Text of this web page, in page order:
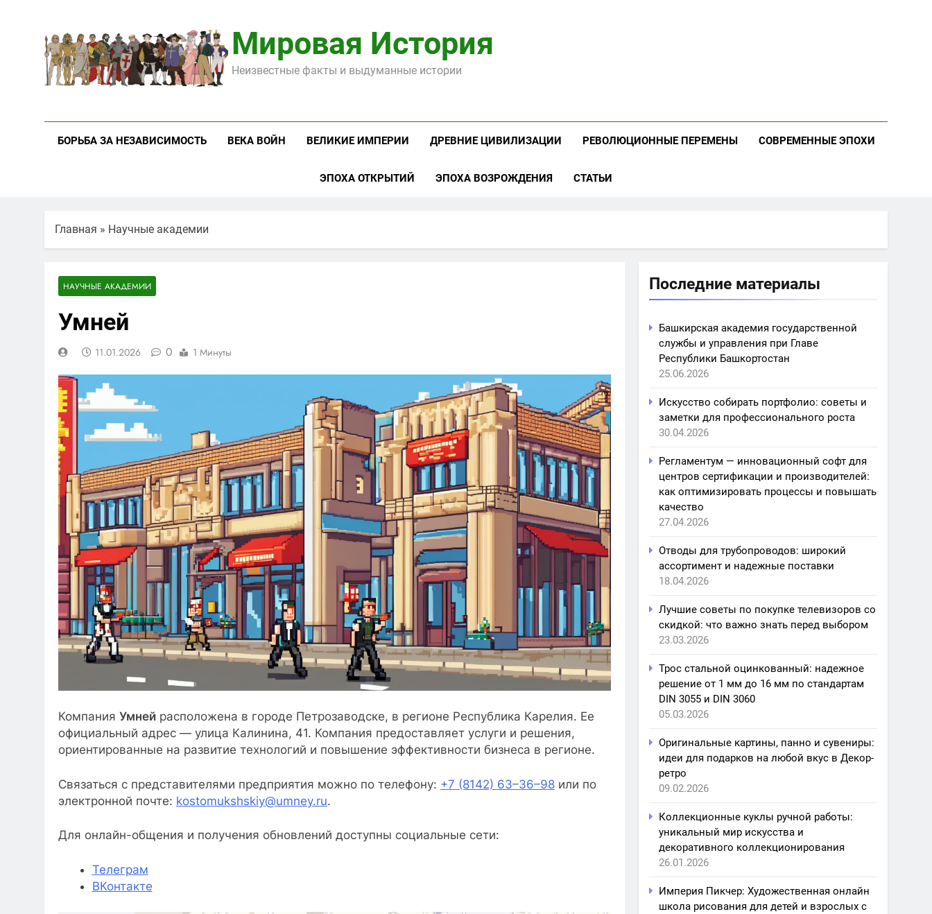
содержимому
Мировая История
Неизвестные факты и выдуманные истории
БОРЬБА ЗА НЕЗАВИСИМОСТЬ ВЕКА ВОЙН ВЕЛИКИЕ ИМПЕРИИ ДРЕВНИЕ ЦИВИЛИЗАЦИИ РЕВОЛЮЦИОННЫЕ ПЕРЕМЕНЫ СОВРЕМЕННЫЕ ЭПОХИ
ЭПОХА ОТКРЫТИЙ ЭПОХА ВОЗРОЖДЕНИЯ СТАТЬИ
Главная » Научные академии
НАУЧНЫЕ АКАДЕМИИ
Умней
11.01.2026 0 1 Минуты
Компания Умней расположена в городе Петрозаводске, в регионе Республика Карелия. Ее
официальный адрес — улица Калинина, 41. Компания предоставляет услуги и решения,
ориентированные на развитие технологий и повышение эффективности бизнеса в регионе.
Связаться с представителями предприятия можно по телефону: +7 (8142) 63–36–98 или по
электронной почте: kostomukshskiy@umney.ru.
Для онлайн-общения и получения обновлений доступны социальные сети:
Телеграм
ВКонтакте
Последние материалы
Башкирская академия государственной
службы и управления при Главе
Республики Башкортостан
25.06.2026
Искусство собирать портфолио: советы и
заметки для профессионального роста
30.04.2026
Регламентум — инновационный софт для
центров сертификации и производителей:
как оптимизировать процессы и повышать
качество
27.04.2026
Отводы для трубопроводов: широкий
ассортимент и надежные поставки
18.04.2026
Лучшие советы по покупке телевизоров со
скидкой: что важно знать перед выбором
23.03.2026
Трос стальной оцинкованный: надежное
решение от 1 мм до 16 мм по стандартам
DIN 3055 и DIN 3060
05.03.2026
Оригинальные картины, панно и сувениры:
идеи для подарков на любой вкус в Декор-
ретро
09.02.2026
Коллекционные куклы ручной работы:
уникальный мир искусства и
декоративного коллекционирования
26.01.2026
Империя Пикчер: Художественная онлайн
школа рисования для детей и взрослых с